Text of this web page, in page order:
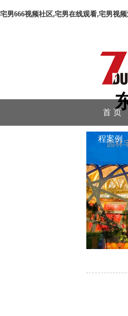
宅男666视频社区,宅男在线观看,宅男视
园林
首 页
程案例